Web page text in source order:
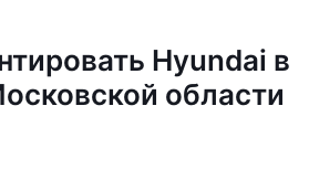
Hyundai в
области